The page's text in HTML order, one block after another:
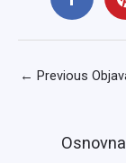
← Previous